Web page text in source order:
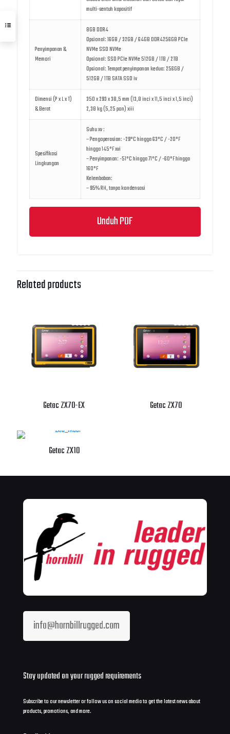
multi-sentuh kapasitif
Penyimpanan &
Memori
8GB DDR4
Opsional: 16GB / 32GB / 64GB DDR4256GB PCIe
NVMe SSD NVMe
Opsional: SSD PCIe NVMe 512GB / 1TB / 2TB
Opsional: Tempat penyimpanan kedua: 256GB /
512GB / 1TB SATA SSD iv
Dimensi (P x L x T)
& Berat
350 x 293 x 38,5 mm (13,8 inci x 11,5 inci x 1,5 inci)
2,38 kg (5,25 pon) xiii
Spesifikasi
Lingkungan
Suhu xv :
– Pengoperasian: -29°C hingga 63°C / -20°F
hingga 145°F xvi
– Penyimpanan: -51°C hingga 71°C / -60°F hingga
160°F
Kelembaban:
– 95% RH, tanpa kondensasi
Unduh PDF
Related products
Getac ZX70-EX Getac ZX70
Getac ZX10
info@hornbillrugged.com
Stay updated on your rugged requirements
Subscribe to our newsletter or follow us on social media to get the latest news about
products, promotions, and more.